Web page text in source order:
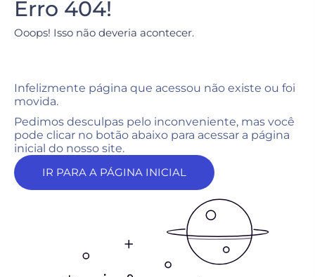
Erro 404!
Ooops! Isso não deveria acontecer.
Infelizmente página que acessou não existe ou foi
movida.
Pedimos desculpas pelo inconveniente, mas você
pode clicar no botão abaixo para acessar a página
inicial do nosso site.
IR PARA A PÁGINA INICIAL